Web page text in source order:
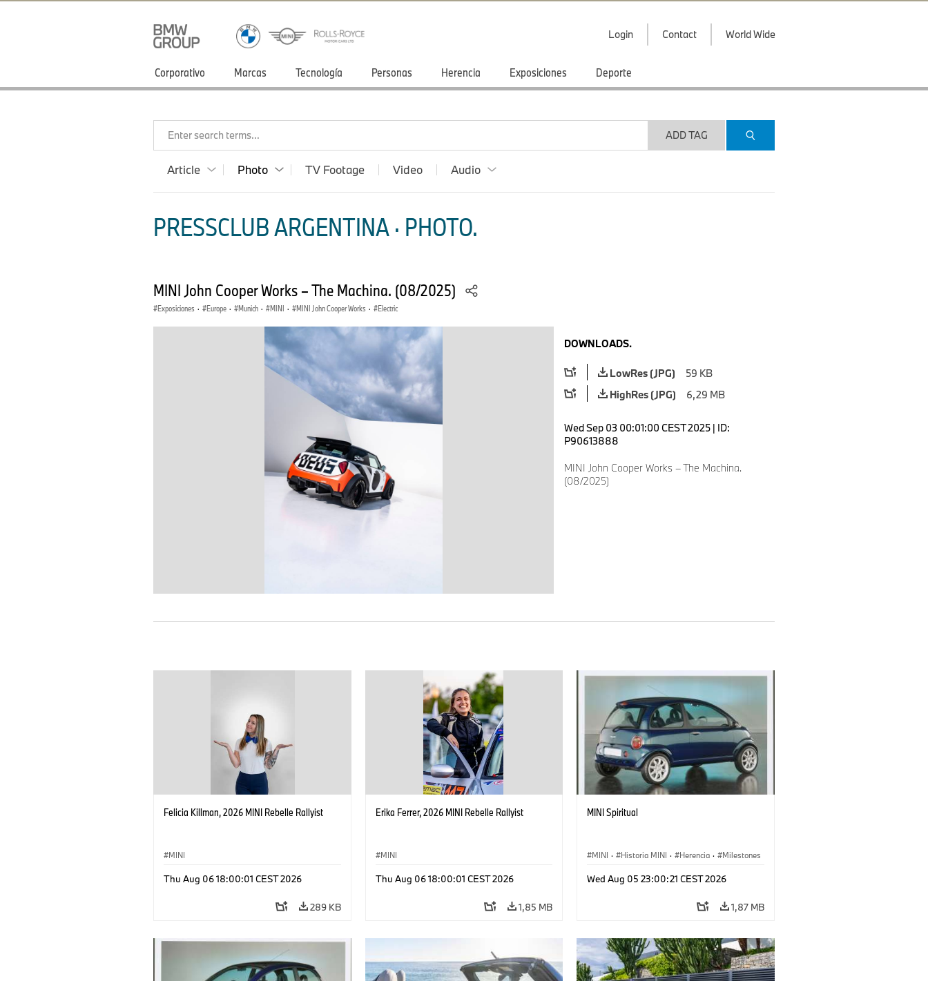
Login Contact World Wide
Corporativo Marcas Tecnología Personas Herencia Exposiciones Deporte
Enter search terms... ADD TAG
Article Photo TV Footage Video Audio
PRESSCLUB ARGENTINA · PHOTO.
MINI John Cooper Works – The Machina. (08/2025)
Exposiciones · Europe · Munich · MINI · MINI John Cooper Works · Electric
DOWNLOADS.
LowRes (JPG)
59 KB
HighRes (JPG)
6,29 MB
Wed Sep 03 00:01:00 CEST 2025 | ID:
P90613888
MINI John Cooper Works – The Machina.
(08/2025)
Felicia Killman, 2026 MINI Rebelle Rallyist
MINI
Thu Aug 06 18:00:01 CEST 2026
289 KB
Erika Ferrer, 2026 MINI Rebelle Rallyist
MINI
Thu Aug 06 18:00:01 CEST 2026
1,85 MB
MINI Spiritual
MINI · Historia MINI · Herencia · Milestones
Wed Aug 05 23:00:21 CEST 2026
1,87 MB